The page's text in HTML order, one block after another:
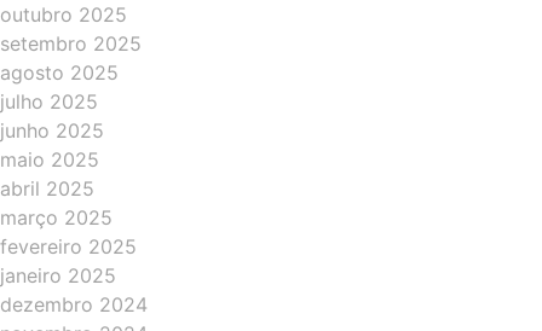
outubro 2025
setembro 2025
agosto 2025
julho 2025
junho 2025
maio 2025
abril 2025
março 2025
fevereiro 2025
janeiro 2025
dezembro 2024